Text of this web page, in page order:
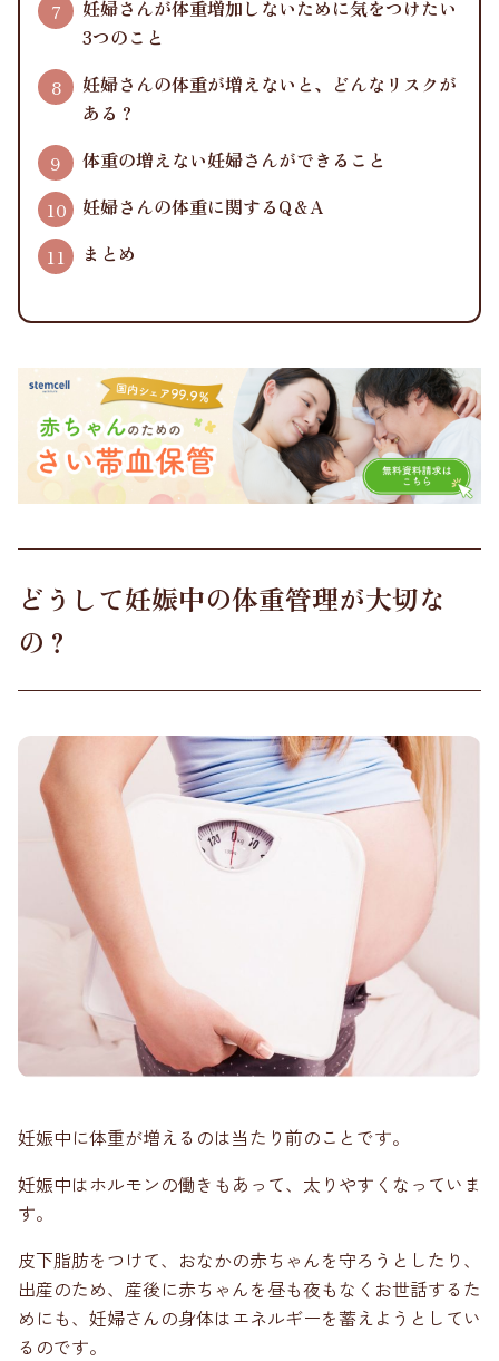
妊婦さんが体重増加しないために気をつけたい
3つのこと
妊婦さんの体重が増えないと、どんなリスクが
ある？
体重の増えない妊婦さんができること
妊婦さんの体重に関するQ＆A
まとめ
どうして妊娠中の体重管理が大切な
の？
妊娠中に体重が増えるのは当たり前のことです。
妊娠中はホルモンの働きもあって、太りやすくなっていま
す。
皮下脂肪をつけて、おなかの赤ちゃんを守ろうとしたり、
出産のため、産後に赤ちゃんを昼も夜もなくお世話するた
めにも、妊婦さんの身体はエネルギーを蓄えようとしてい
るのです。